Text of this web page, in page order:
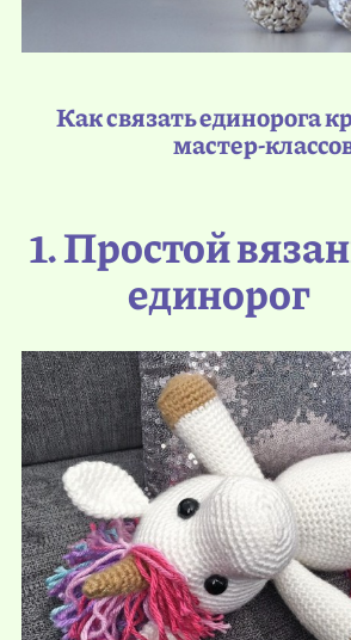
Как связать единорога
мастер-
1. Простой
единорог